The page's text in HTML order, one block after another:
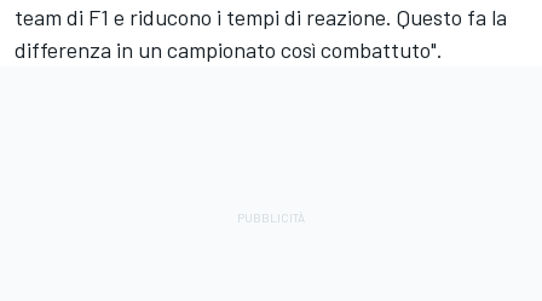
team di F1 e riducono i tempi di reazione. Questo fa la
differenza in un campionato così combattuto".